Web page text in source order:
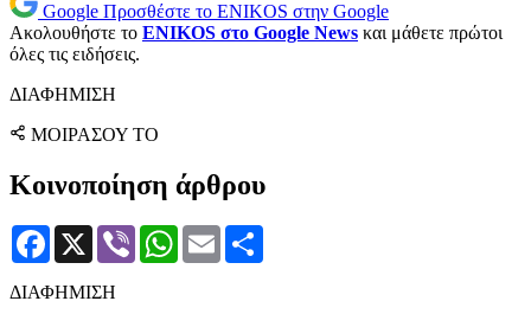
Google Προσθέστε το ENIKOS στην Google
Ακολουθήστε το ENIKOS στο Google News και μάθετε πρώτοι
όλες τις ειδήσεις.
ΔΙΑΦΗΜΙΣΗ
ΜΟΙΡΑΣΟΥ ΤΟ
Κοινοποίηση άρθρου
Facebook
X Viber WhatsApp
Email
ΔΙΑΦΗΜΙΣΗ